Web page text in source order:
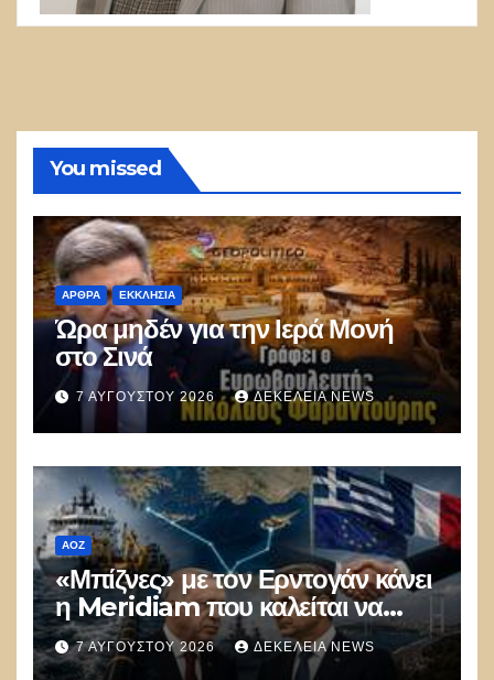
You missed
ΑΡΘΡΑ ΕΚΚΛΗΣΊΑ
Ώρα μηδέν για την Ιερά Μονή
στο Σινά
7 ΑΥΓΟΎΣΤΟΥ 2026 ΔΕΚΈΛΕΙΑ NEWS
ΑΟΖ
«Μπίζνες» με τον Ερντογάν κάνει
η Meridiam που καλείται να
ξεμπλοκάρει το καλώδιο
Ελλάδας–Κύπρου
7 ΑΥΓΟΎΣΤΟΥ 2026 ΔΕΚΈΛΕΙΑ NEWS